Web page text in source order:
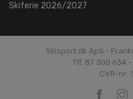
Skiferie 2026/2027
Skisport.dk ApS -
Tlf. 87 300 634
CVR-nr: